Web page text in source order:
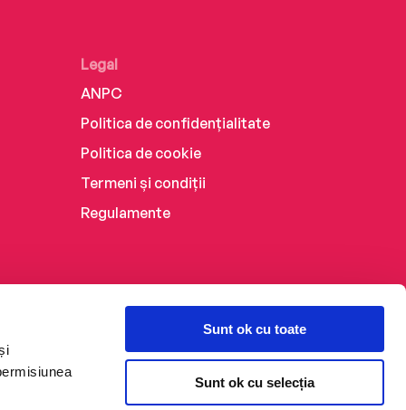
Sunt ok cu toate
Sunt ok cu selecția
Legal
ANPC
Politica de confidențialitate
Politica de cookie
Termeni și condiții
Regulamente